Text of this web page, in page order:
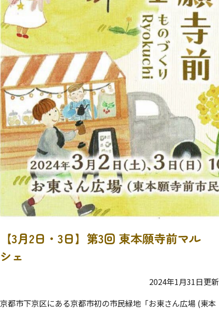
【3月2日・3日】第3回 東本願寺前マル
シェ
2024年1月31日更新
京都市下京区にある京都市初の市民緑地「お東さん広場 (東本